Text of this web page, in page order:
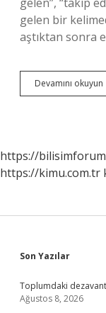
gelen bir
aştıktan sonra
Devamını okuyun
https://
https://kimu.com.tr
Sidebar
Son Yazılar
Toplumdaki
Ağustos 8, 2026